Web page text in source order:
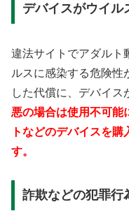
デバイスがウイル
違法サイトでアダルト
ルスに感染する危険性
した代償に、デバイス
悪の場合は使用不可能
トなどのデバイスを
す。
詐欺などの犯罪行